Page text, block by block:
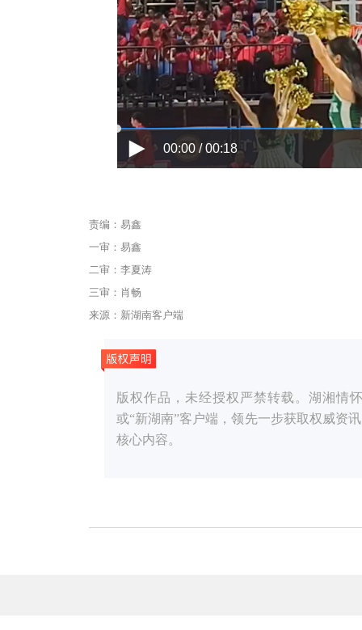
00:00 / 00:18
责编：易鑫
一审：易鑫
二审：李夏涛
三审：肖畅
来源：新湖南客户端
版权作品，未经授权严禁转载。湖湘情
或“新湖南”客户端，领先一步获取权威资
核心内容。